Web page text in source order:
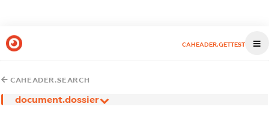
CAHEADER.GETTEST
CAHEADER.SEARCH
document.dossier